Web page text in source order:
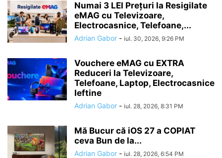
Numai 3 LEI Prețuri la Resigilate
eMAG cu Televizoare,
Electrocasnice, Telefoane,...
Adrian Gabor - iul. 30, 2026, 9:26 PM
Vouchere eMAG cu EXTRA
Reduceri la Televizoare,
Telefoane, Laptop, Electrocasnice
Ieftine
Adrian Gabor - iul. 28, 2026, 8:31 PM
Mă Bucur că iOS 27 a COPIAT
ceva Bun de la...
Adrian Gabor - iul. 28, 2026, 6:54 PM